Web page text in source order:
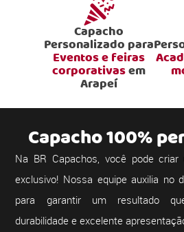
Capacho
Personalizado para
Eventos e feiras
corporativasem
Arapeí
Capacho 100%
Na BR Capachos, você pode
exclusivo! Nossa equipe auxilia no
para garantir um resultado
durabilidade e excelente